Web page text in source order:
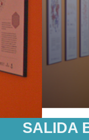
SALIDA